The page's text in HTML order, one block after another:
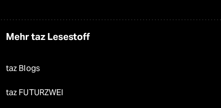
Mehr taz Lesestoff
taz Blogs
taz FUTURZWEI